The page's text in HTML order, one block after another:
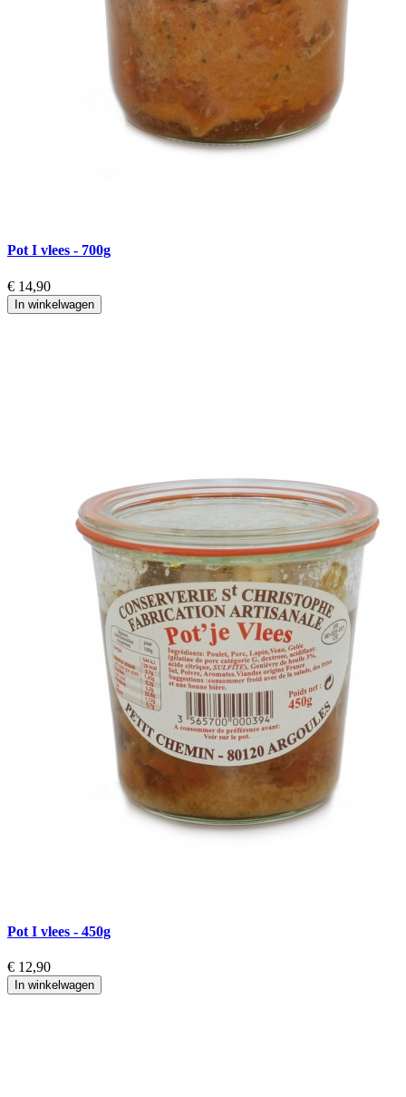
Pot I vlees - 700g
€ 14,90
In winkelwagen
Pot I vlees - 450g
€ 12,90
In winkelwagen